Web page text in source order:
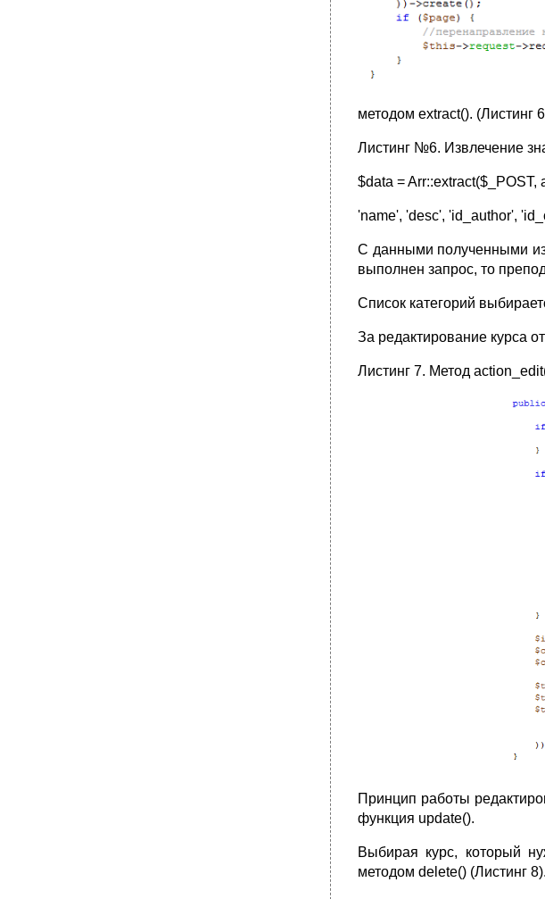
методом extract(). (Листинг
Листинг №6. Извлечение
$data = Arr::extract($_POST,
'name', 'desc', 'id_author',
С данными полученными
выполнен запрос, то
Список категорий
За редактирование курса
Листинг 7. Метод
Принцип работы
функция update().
Выбирая курс, который
методом delete() (Листинг 8).